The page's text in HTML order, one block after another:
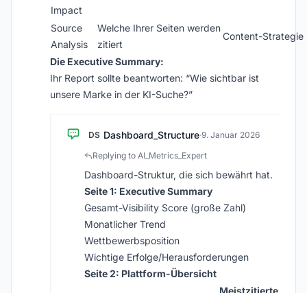
Impact
Source
Analysis
Welche Ihrer Seiten werden
zitiert
Content-Strategie
Die Executive Summary:
Ihr Report sollte beantworten: “Wie sichtbar ist
unsere Marke in der KI-Suche?”
DS Dashboard_Structure·9. Januar 2026
Replying to AI_Metrics_Expert
Dashboard-Struktur, die sich bewährt hat.
Seite 1: Executive Summary
Gesamt-Visibility Score (große Zahl)
Monatlicher Trend
Wettbewerbsposition
Wichtige Erfolge/Herausforderungen
Seite 2: Plattform-Übersicht
Meistzitierte